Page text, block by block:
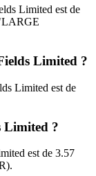
Limited est de
Limited ?
Limited est de
Limited ?
est de 3.57